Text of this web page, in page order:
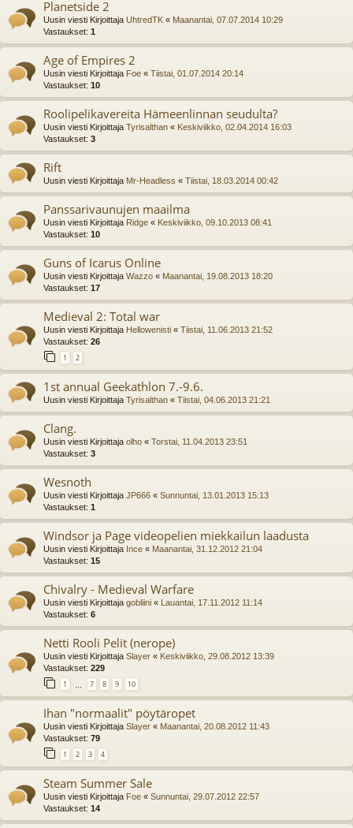
Planetside 2
Uusin viesti Kirjoittaja UhtredTK « Maanantai, 07.07.2014 10:29
Vastaukset: 1
Age of Empires 2
Uusin viesti Kirjoittaja Foe « Tiistai, 01.07.2014 20:14
Vastaukset: 10
Roolipelikavereita Hämeenlinnan seudulta?
Uusin viesti Kirjoittaja Tyrisalthan « Keskiviikko, 02.04.2014 16:03
Vastaukset: 3
Rift
Uusin viesti Kirjoittaja Mr-Headless « Tiistai, 18.03.2014 00:42
Panssarivaunujen maailma
Uusin viesti Kirjoittaja Ridge « Keskiviikko, 09.10.2013 08:41
Vastaukset: 10
Guns of Icarus Online
Uusin viesti Kirjoittaja Wazzo « Maanantai, 19.08.2013 18:20
Vastaukset: 17
Medieval 2: Total war
Uusin viesti Kirjoittaja Hellowenisti « Tiistai, 11.06.2013 21:52
Vastaukset: 26
1 2
1st annual Geekathlon 7.-9.6.
Uusin viesti Kirjoittaja Tyrisalthan « Tiistai, 04.06.2013 21:21
Clang.
Uusin viesti Kirjoittaja olho « Torstai, 11.04.2013 23:51
Vastaukset: 3
Wesnoth
Uusin viesti Kirjoittaja JP666 « Sunnuntai, 13.01.2013 15:13
Vastaukset: 1
Windsor ja Page videopelien miekkailun laadusta
Uusin viesti Kirjoittaja Ince « Maanantai, 31.12.2012 21:04
Vastaukset: 15
Chivalry - Medieval Warfare
Uusin viesti Kirjoittaja gobliini « Lauantai, 17.11.2012 11:14
Vastaukset: 6
Netti Rooli Pelit (nerope)
Uusin viesti Kirjoittaja Slayer « Keskiviikko, 29.08.2012 13:39
Vastaukset: 229
1 … 7 8 9 10
Ihan "normaalit" pöytäropet
Uusin viesti Kirjoittaja Slayer « Maanantai, 20.08.2012 11:43
Vastaukset: 79
1 2 3 4
Steam Summer Sale
Uusin viesti Kirjoittaja Foe « Sunnuntai, 29.07.2012 22:57
Vastaukset: 14